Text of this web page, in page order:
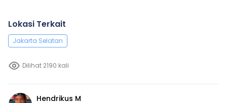
Lokasi Terkait
Jakarta Selatan
Dilihat 2190 kali
Hendrikus M